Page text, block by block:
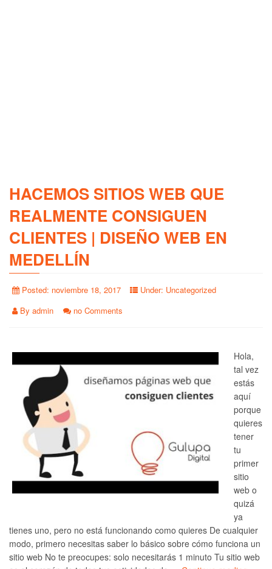
HACEMOS SITIOS WEB QUE
REALMENTE CONSIGUEN
CLIENTES | DISEÑO WEB EN
MEDELLÍN
Posted: noviembre 18, 2017 Under: Uncategorized
By admin no Comments
Hola,
tal vez
estás
aquí
porque
quieres
tener
tu
primer
sitio
web o
quizá
ya
tienes uno, pero no está funcionando como quieres De cualquier
modo, primero necesitas saber lo básico sobre cómo funciona un
sitio web No te preocupes: solo necesitarás 1 minuto Tu sitio web